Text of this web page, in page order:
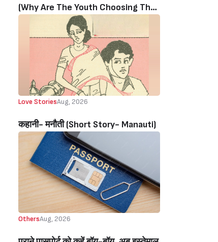
(Why Are The Youth Choosing The
Dark Path Of Crime?)
Love StoriesAug, 2026
कहानी- मनौती (Short Story- Manauti)
OthersAug, 2026